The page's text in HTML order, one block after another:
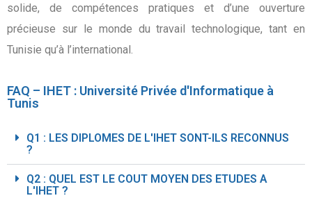
solide, de compétences pratiques et d’une ouverture
précieuse sur le monde du travail technologique, tant en
Tunisie qu’à l’international.
FAQ – IHET : Université Privée d'Informatique à
Tunis
Q1 : LES DIPLOMES DE L'IHET SONT-ILS RECONNUS
?
Q2 : QUEL EST LE COUT MOYEN DES ETUDES A
L'IHET ?